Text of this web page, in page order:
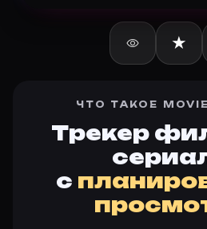
Частые вопросы о
О чём фильм «Дон Кихот»
Дон Кихот (1933) · драма,
Дата выхода в мире:
Какой рейтинг у «Дон Кихот»
Актуальный рейтинг Дон
Как отслеживать «Дон
Откройте карточку «Дон
Кто актёры в «Дон Кихот»
★
ЧТО ТАКОЕ MOVIE
Трекер
с